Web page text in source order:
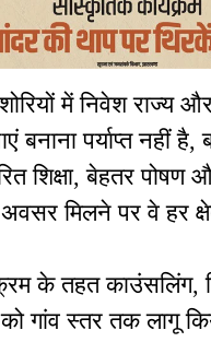
में निवेश राज्य
पर्याप्त नहीं है,
शिक्षा, बेहतर
मिलने पर वे हर
के तहत
गांव स्तर तक लागू